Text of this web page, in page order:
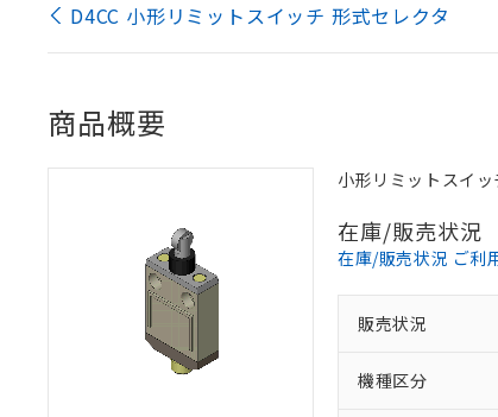
D4CC 小形リミットスイッチ 形式セレクタ
商品概要
小形リミットスイ
在庫/販売状況
在庫/販売状況 ご利
販売状況
機種区分